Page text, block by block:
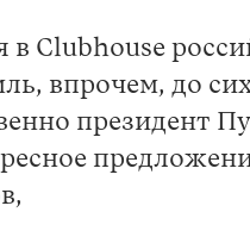
Clubhouse
впрочем, до
президент